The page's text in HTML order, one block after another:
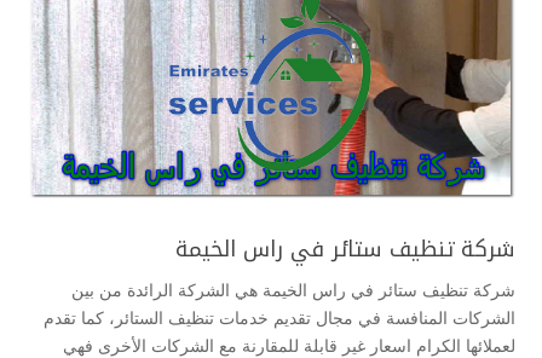
شركة تنظيف ستائر في راس الخيمة
شركة تنظيف ستائر في راس الخيمة هي الشركة الرائدة من بين
الشركات المنافسة في مجال تقديم خدمات تنظيف الستائر، كما تقدم
لعملائها الكرام اسعار غير قابلة للمقارنة مع الشركات الأخرى فهي